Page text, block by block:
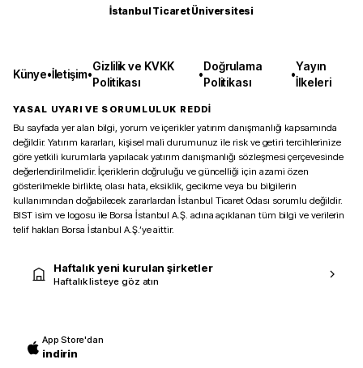
İstanbul Ticaret Üniversitesi
Künye•İletişim•
Gizlilik ve KVKK
Politikası
•
Doğrulama
Politikası
•
Yayın
İlkeleri
YASAL UYARI VE SORUMLULUK REDDİ
Bu sayfada yer alan bilgi, yorum ve içerikler yatırım danışmanlığı kapsamında
değildir. Yatırım kararları, kişisel mali durumunuz ile risk ve getiri tercihlerinize
göre yetkili kurumlarla yapılacak yatırım danışmanlığı sözleşmesi çerçevesinde
değerlendirilmelidir. İçeriklerin doğruluğu ve güncelliği için azami özen
gösterilmekle birlikte, olası hata, eksiklik, gecikme veya bu bilgilerin
kullanımından doğabilecek zararlardan İstanbul Ticaret Odası sorumlu değildir.
BIST isim ve logosu ile Borsa İstanbul A.Ş. adına açıklanan tüm bilgi ve verilerin
telif hakları Borsa İstanbul A.Ş.’ye aittir.
Haftalık yeni kurulan şirketler
Haftalık listeye göz atın
App Store'dan
indirin